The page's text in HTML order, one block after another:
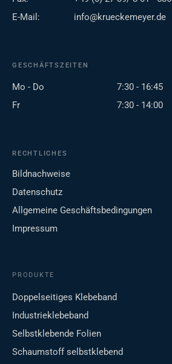
E-Mail:
info@krueckemeyer.de
GESCHÄFTSZEITEN
Mo - Do
7:30 - 16:45
Fr
7:30 - 14:00
RECHTLICHES
Bildnachweise
Datenschutz
Allgemeine Geschäftsbedingungen
Impressum
PRODUKTE
Doppelseitiges Klebeband
Industrieklebeband
Selbstklebende Folien
Schaumstoff selbstklebend